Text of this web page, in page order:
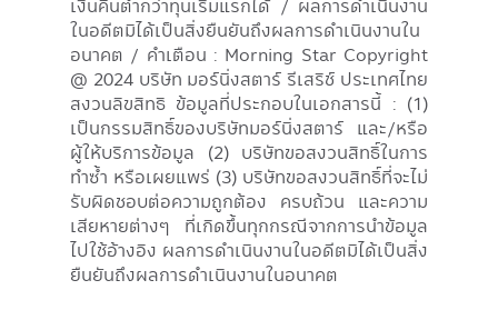
เงินคืนต่ำกว่าทุนเริ่มแรกได้ / ผลการดําเนินงาน
ในอดีตมิได้เป็นสิ่งยืนยันถึงผลการดําเนินงานใน
อนาคต / คำเตือน : Morning Star Copyright
@ 2024 บริษัท มอร์นิ่งสตาร์ รีเสริช์ ประเทศไทย
สงวนลิขสิทธิ ข้อมูลที่ประกอบในเอกสารนี้ : (1)
เป็นกรรมสิทธิ์ของบริษัทมอร์นิ่งสตาร์ และ/หรือ
ผู้ให้บริการข้อมูล (2) บริษัทขอสงวนสิทธิ์ในการ
ทำซ้ำ หรือเผยแพร่ (3) บริษัทขอสงวนสิทธิ์ที่จะไม่
รับผิดชอบต่อความถูกต้อง ครบถ้วน และความ
เสียหายต่างๆ ที่เกิดขึ้นทุกกรณีจากการนำข้อมูล
ไปใช้อ้างอิง ผลการดำเนินงานในอดีตมิได้เป็นสิ่ง
ยืนยันถึงผลการดำเนินงานในอนาคต